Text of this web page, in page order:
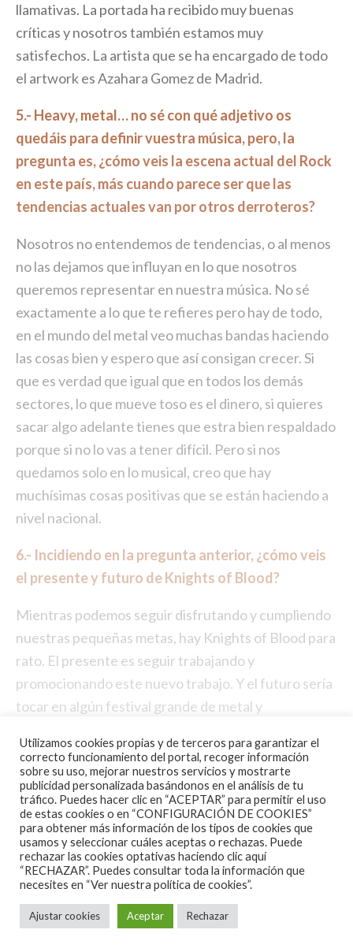
llamativas. La portada ha recibido muy buenas
críticas y nosotros también estamos muy
satisfechos. La artista que se ha encargado de todo
el artwork es Azahara Gomez de Madrid.
5.- Heavy, metal… no sé con qué adjetivo os
quedáis para definir vuestra música, pero, la
pregunta es, ¿cómo veis la escena actual del Rock
en este país, más cuando parece ser que las
tendencias actuales van por otros derroteros?
Nosotros no entendemos de tendencias, o al menos
no las dejamos que influyan en lo que nosotros
queremos representar en nuestra música. No sé
exactamente a lo que te refieres pero hay de todo,
en el mundo del metal veo muchas bandas haciendo
las cosas bien y espero que así consigan crecer. Si
que es verdad que igual que en todos los demás
sectores, lo que mueve toso es el dinero, si quieres
sacar algo adelante tienes que estra bien respaldado
porque si no lo vas a tener difícil. Pero si nos
quedamos solo en lo musical, creo que hay
muchísimas cosas positivas que se están haciendo a
nivel nacional.
6.- Incidiendo en la pregunta anterior, ¿cómo veis
el presente y futuro de Knights of Blood?
Mientras podemos seguir disfrutando y cumpliendo
nuestras pequeñas metas, hay Knights of Blood para
rato. El presente es seguir trabajando y
promocionando este nuevo trabajo. Y el futuro sería
tocar en algún festival grande de metal y
Utilizamos cookies propias y de terceros para garantizar el
correcto funcionamiento del portal, recoger información
sobre su uso, mejorar nuestros servicios y mostrarte
publicidad personalizada basándonos en el análisis de tu
tráfico. Puedes hacer clic en “ACEPTAR” para permitir el uso
de estas cookies o en “CONFIGURACIÓN DE COOKIES”
para obtener más información de los tipos de cookies que
usamos y seleccionar cuáles aceptas o rechazas. Puede
rechazar las cookies optativas haciendo clic aquí
“RECHAZAR”. Puedes consultar toda la información que
necesites en “Ver nuestra política de cookies”.
Ajustar cookies Aceptar Rechazar